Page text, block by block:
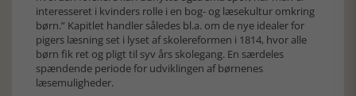
interesseret i kvinders rolle i en bog- og læsekultur omkring
børn.” Kapitlet handler således bl.a. om de nye idealer for
pigers læsning set i lyset af skolereformen i 1814, hvor alle
børn fik ret og pligt til syv års skolegang. En særdeles
spændende periode for udviklingen af børnenes
læsemuligheder.